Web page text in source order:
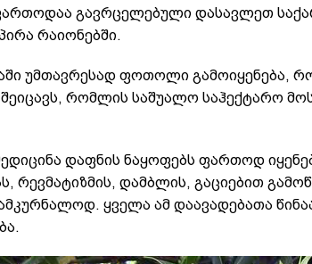
გავრცელებული დასავლეთ
რაიონებში.
უმთავრესად ფოთოლი გამოიყენება,
რომლის საშუალო საჰექტარო
დაფნის ნაყოფებს ფართოდ
რევმატიზმის, დამბლის, გაციებით
ყველა ამ დაავადებათა